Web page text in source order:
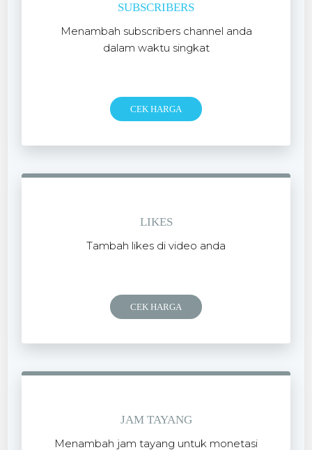
SUBSCRIBERS
Menambah subscribers channel anda
dalam waktu singkat
CEK HARGA
LIKES
Tambah likes di video anda
CEK HARGA
JAM TAYANG
Menambah jam tayang untuk monetasi